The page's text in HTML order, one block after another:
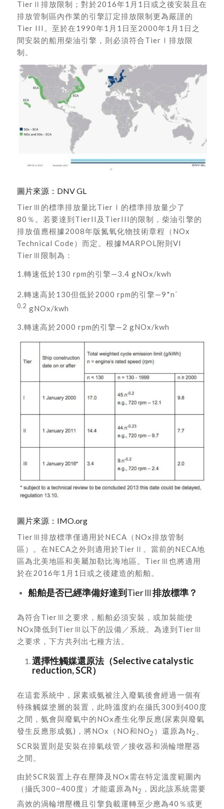
TierⅡ排放限制；對於2016年1月1日或之後安裝且在
排放管制區內作業的引擎訂定排放限制更為嚴謹的
Tier III。至於在1990年1月1日至2000年1月1日之
間安裝的船用柴油引擎，則必須符合TierⅠ排放限
制。
圖片來源：DNV GL
TierⅢ的標準排放量比TierⅠ的標準排放量少了
80％。若要達到TierII及TierIII的限制，柴油引擎的
排放值應根據2008年版氮氧化物技術章程（NOx
Technical Code）而定。根據MARPOL附則VI
TierⅢ限制為：
1.轉速低於130 rpm的引擎—3.4 gNOx/kwh
2.轉速高於130但低於2000 rpm的引擎—9*n -
0.2 gNOx/kwh
3.轉速高於2000 rpm的引擎—2 gNOx/kwh
圖片來源：IMO.org
TierⅢ排放標準僅適用於NECA（NOx排放管制
區）。在NECA之外則適用於TierⅡ。當前的NECA地
區為北美地區和美屬加勒比海地區。TierⅢ也將適用
於在2016年1月1日或之後建造的船舶。
船舶是否已經準備好達到 TierⅢ排放標準？
為符合TierⅢ之要求，船舶必須安裝，或加裝能使
NOx降低到TierⅢ以下的設備／系統。為達到TierⅢ
之要求，下方共列出七種方法。
選擇性觸媒還原法（Selective catalystic
reduction, SCR）
在這套系統中，尿素或氨被注入廢氣後會經過一個有
特殊觸媒塗層的裝置，此時溫度約在攝氏300到400度
之間，氨會與廢氣中的NOx產生化學反應(尿素與廢氣
發生反應形成氨)，將NOx（NO和NO2 ）還原為N2 。
SCR裝置則是安裝在排氣歧管／接收器和渦輪增壓器
之間。
由於SCR裝置上存在壓降及NOx需在特定溫度範圍內
（攝氏300~400度）才能還原為N2 ，因此該系統需要
高效的渦輪增壓機且引擎負載運轉至少應為40％或更